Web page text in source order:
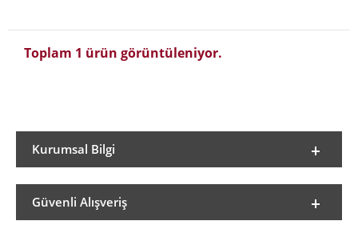
Toplam 1 ürün görüntüleniyor.
Kurumsal Bilgi
Güvenli Alışveriş